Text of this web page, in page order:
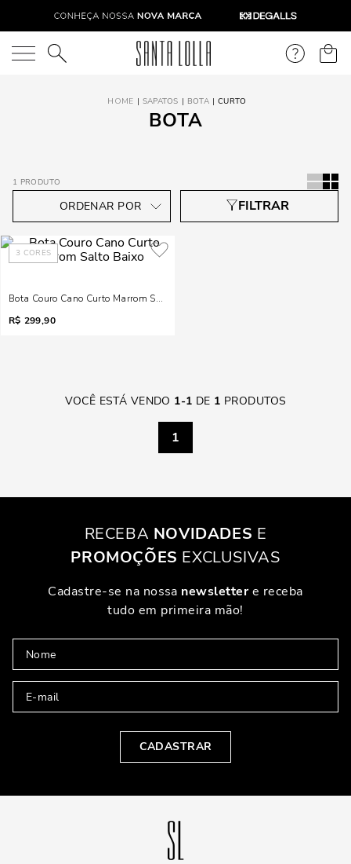
O que você está procurando?
SAPATOS BOTA CURTO
BOTA
1 PRODUTO
3 CORES
Bota Couro Cano Curto Marrom Salto Baixo
R$ 299,90
VOCÊ ESTÁ VENDO 1-1 DE 1 PRODUTOS
1
RECEBA NOVIDADES E
PROMOÇÕES EXCLUSIVAS
Cadastre-se na nossa newslettere receba
tudo em primeira mão!
CADASTRAR